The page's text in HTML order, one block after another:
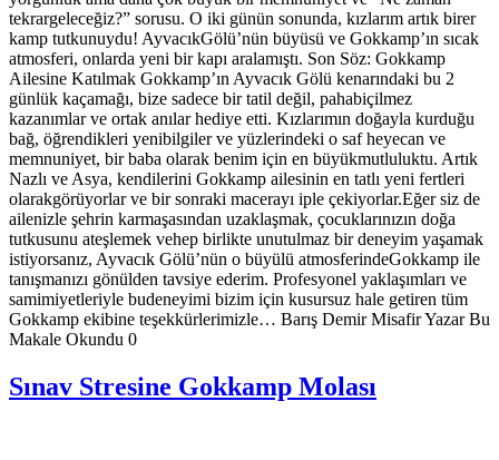
tekrargeleceğiz?” sorusu. O iki günün sonunda, kızlarım artık birer
kamp tutkunuydu! AyvacıkGölü’nün büyüsü ve Gokkamp’ın sıcak
atmosferi, onlarda yeni bir kapı aralamıştı. Son Söz: Gokkamp
Ailesine Katılmak Gokkamp’ın Ayvacık Gölü kenarındaki bu 2
günlük kaçamağı, bize sadece bir tatil değil, pahabiçilmez
kazanımlar ve ortak anılar hediye etti. Kızlarımın doğayla kurduğu
bağ, öğrendikleri yenibilgiler ve yüzlerindeki o saf heyecan ve
memnuniyet, bir baba olarak benim için en büyükmutluluktu. Artık
Nazlı ve Asya, kendilerini Gokkamp ailesinin en tatlı yeni fertleri
olarakgörüyorlar ve bir sonraki macerayı iple çekiyorlar.Eğer siz de
ailenizle şehrin karmaşasından uzaklaşmak, çocuklarınızın doğa
tutkusunu ateşlemek vehep birlikte unutulmaz bir deneyim yaşamak
istiyorsanız, Ayvacık Gölü’nün o büyülü atmosferindeGokkamp ile
tanışmanızı gönülden tavsiye ederim. Profesyonel yaklaşımları ve
samimiyetleriyle budeneyimi bizim için kusursuz hale getiren tüm
Gokkamp ekibine teşekkürlerimizle… Barış Demir Misafir Yazar Bu
Makale Okundu 0
Sınav Stresine Gokkamp Molası